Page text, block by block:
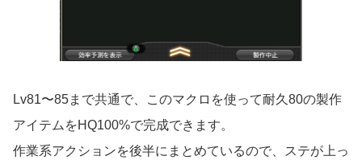
Lv81〜85まで共通で、このマクロを使って耐久80の製作
アイテムをHQ100%で完成できます。
作業系アクションを後半にまとめているので、ステが上っ